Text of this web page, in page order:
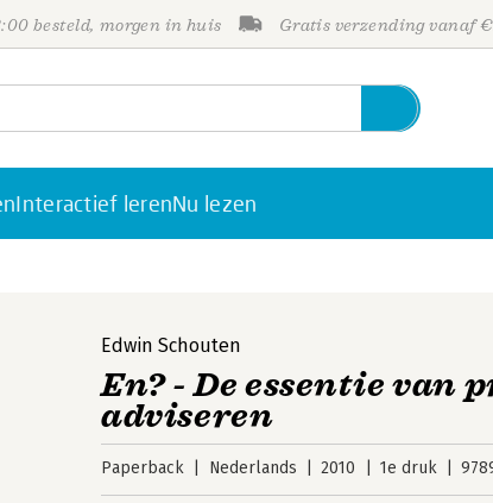
besteld, morgen in huis Gratis verzending vanaf
Interactief lerenNu lezen
Edwin Schouten
En? - De essentie van
adviseren
Paperback Nederlands 2010 1e druk